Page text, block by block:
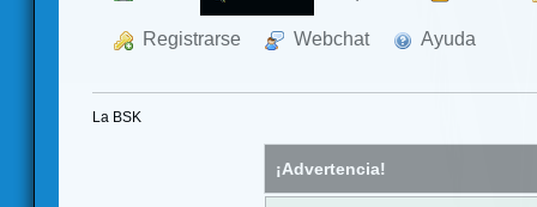
Registrarse Webchat Ayuda
La BSK
¡Advertencia!